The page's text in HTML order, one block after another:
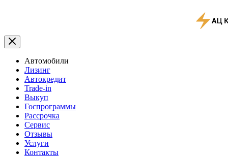
Автомобили
Лизинг
Автокредит
Trade-in
Выкуп
Госпрограммы
Рассрочка
Сервис
Отзывы
Услуги
Контакты